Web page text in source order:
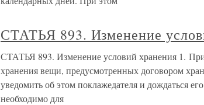
СТАТЬЯ 893. Изменение
СТАТЬЯ 893. Изменение условий хранения 1.
хранения вещи, предусмотренных договором
уведомить об этом поклажедателя и дождаться
необходимо для